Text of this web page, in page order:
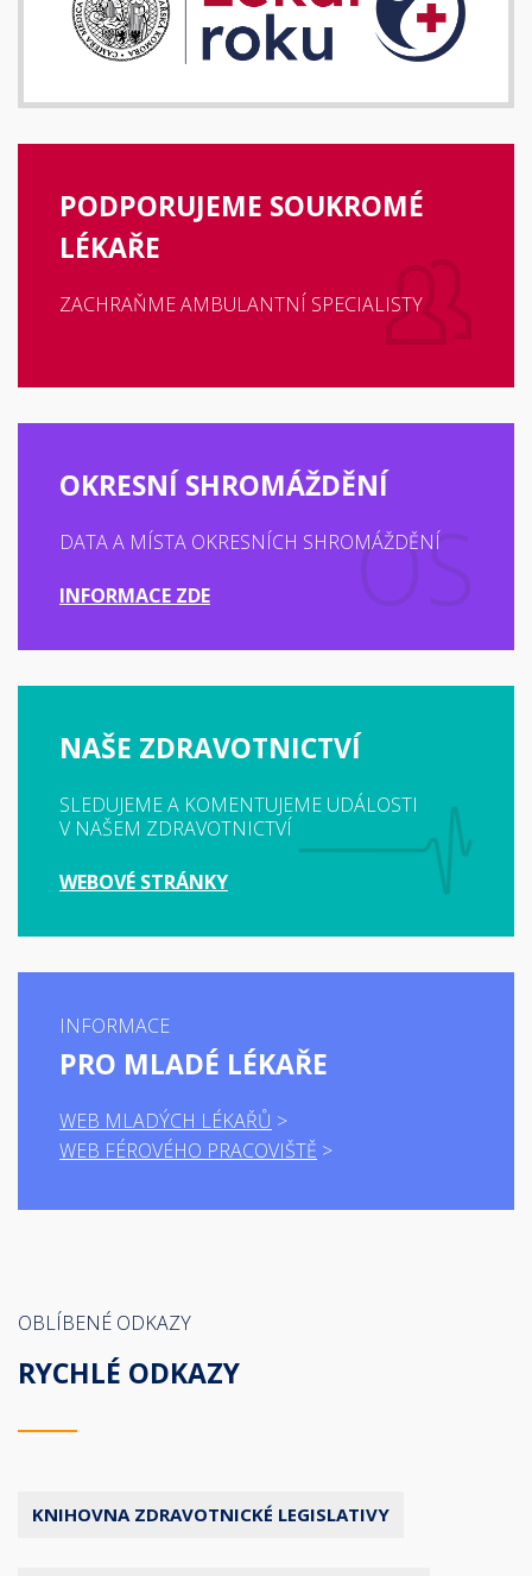
PODPORUJEME SOUKROMÉ
LÉKAŘE
ZACHRAŇME AMBULANTNÍ SPECIALISTY
OKRESNÍ SHROMÁŽDĚNÍ
DATA A MÍSTA OKRESNÍCH SHROMÁŽDĚNÍ
INFORMACE ZDE
NAŠE ZDRAVOTNICTVÍ
SLEDUJEME A KOMENTUJEME UDÁLOSTI
V NAŠEM ZDRAVOTNICTVÍ
WEBOVÉ STRÁNKY
INFORMACE
PRO MLADÉ LÉKAŘE
WEB MLADÝCH LÉKAŘŮ
WEB FÉROVÉHO PRACOVIŠTĚ
OBLÍBENÉ ODKAZY
RYCHLÉ ODKAZY
KNIHOVNA ZDRAVOTNICKÉ LEGISLATIVY